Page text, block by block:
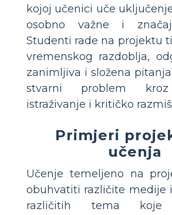
kojoj učenici uče
osobno važne i
Studenti rade na projektu
vremenskog razdoblja,
zanimljiva i složena
stvarni problem kroz
istraživanje i kritičko
Primjeri
učenja
Učenje temeljeno na
obuhvatiti različite medije
različitih tema koje